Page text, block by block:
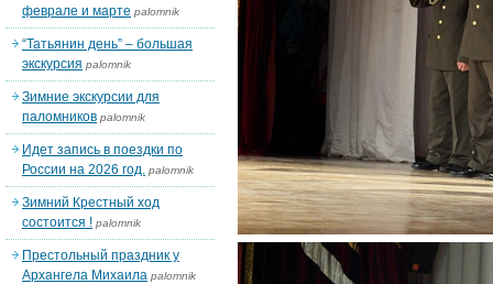
феврале и марте palomnik
“Татьянин день” – большая
экскурсия palomnik
Зимние экскурсии для
паломников palomnik
Идет запись в поездки по
России на 2026 год. palomnik
Зимний Крестный ход
состоится ! palomnik
Престольный праздник у
Архангела Михаила palomnik